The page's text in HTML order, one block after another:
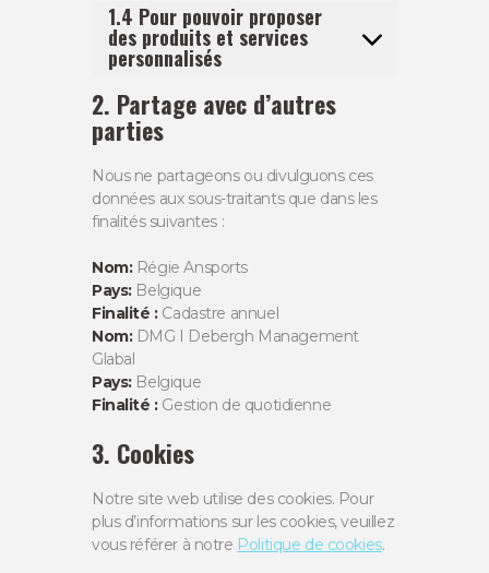
1.4 Pour pouvoir proposer
des produits et services
personnalisés
2. Partage avec d’autres
parties
Nous ne partageons ou divulguons ces
données aux sous-traitants que dans les
finalités suivantes :
Nom:Régie Ansports
Pays:Belgique
Finalité :Cadastre annuel
Nom:DMG I Debergh Management
Glabal
Pays:Belgique
Finalité :Gestion de quotidienne
3. Cookies
Notre site web utilise des cookies. Pour
plus d’informations sur les cookies, veuillez
vous référer à notre Politique de cookies.